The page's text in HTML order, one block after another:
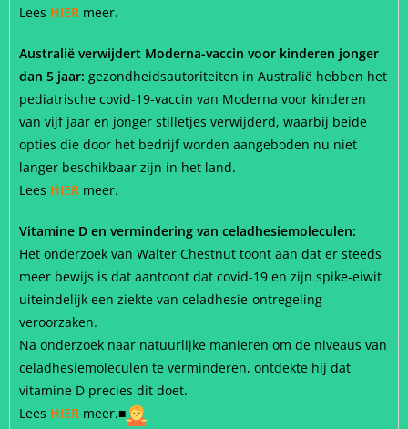
Lees HIER meer.
Australië verwijdert Moderna-vaccin voor kinderen jonger
dan 5 jaar: gezondheidsautoriteiten in Australië hebben het
pediatrische covid-19-vaccin van Moderna voor kinderen
van vijf jaar en jonger stilletjes verwijderd, waarbij beide
opties die door het bedrijf worden aangeboden nu niet
langer beschikbaar zijn in het land.
Lees HIER meer.
Vitamine D en vermindering van celadhesiemoleculen:
Het onderzoek van Walter Chestnut toont aan dat er steeds
meer bewijs is dat aantoont dat covid-19 en zijn spike-eiwit
uiteindelijk een ziekte van celadhesie-ontregeling
veroorzaken.
Na onderzoek naar natuurlijke manieren om de niveaus van
celadhesiemoleculen te verminderen, ontdekte hij dat
vitamine D precies dit doet.
Lees HIER meer.■